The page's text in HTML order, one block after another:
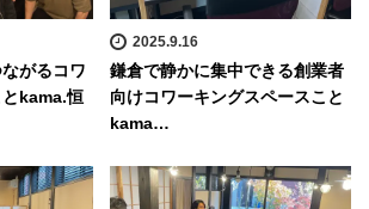
がるコワ
kama.恒
2025.9.16
鎌倉で静かに集中できる創業者
向けコワーキングスペースこと
kama…